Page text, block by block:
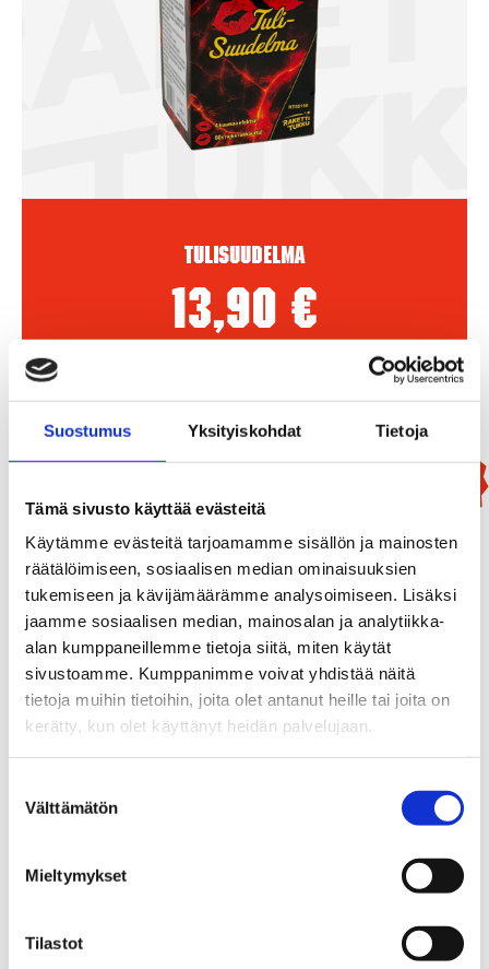
Suostumus Yksityiskohdat Tietoja
Tämä sivusto käyttää evästeitä
Käytämme evästeitä tarjoamamme sisällön ja mainosten
räätälöimiseen, sosiaalisen median ominaisuuksien
tukemiseen ja kävijämäärämme analysoimiseen. Lisäksi
jaamme sosiaalisen median, mainosalan ja analytiikka-
alan kumppaneillemme tietoja siitä, miten käytät
sivustoamme. Kumppanimme voivat yhdistää näitä
tietoja muihin tietoihin, joita olet antanut heille tai joita on
kerätty, kun olet käyttänyt heidän palvelujaan.
valinta
Välttämätön
Mieltymykset
Tilastot
Tulisuudelma
13,90 €
Add To Basket
Add To Basket